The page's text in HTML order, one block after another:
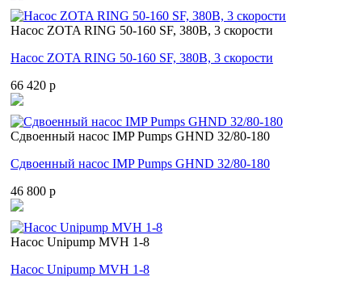
Насос ZOTA RING 50-160 SF, 380В, 3 скорости
Насос ZOTA RING 50-160 SF, 380В, 3 скорости
66 420 p
Cдвоенный насос IMP Pumps GHND 32/80-180
Cдвоенный насос IMP Pumps GHND 32/80-180
46 800 p
Насос Unipump MVH 1-8
Насос Unipump MVH 1-8